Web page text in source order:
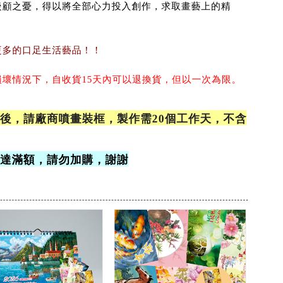
之憂，得以將全部心力投入創作，求取畫藝上的精
的口足生活藝品！！
情況下， 自收貨15天內可以退換貨，但以一次為限。
，請廠商噴畫裝框，製作需20個工作天，不含
滿額，請勿加購，謝謝